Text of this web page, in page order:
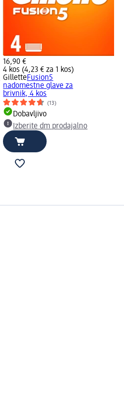
16,90 €
4 kos (4,23 € za 1 kos)
GilletteFusion5
nadomestne glave za
brivnik, 4 kos
(13)
Dobavljivo
Izberite dm prodajalno